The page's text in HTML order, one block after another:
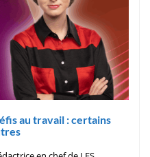
au travail : certains